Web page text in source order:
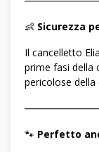
👶 Sicurezza
Il cancelletto
prime fasi della
pericolose
🐾 Perfetto